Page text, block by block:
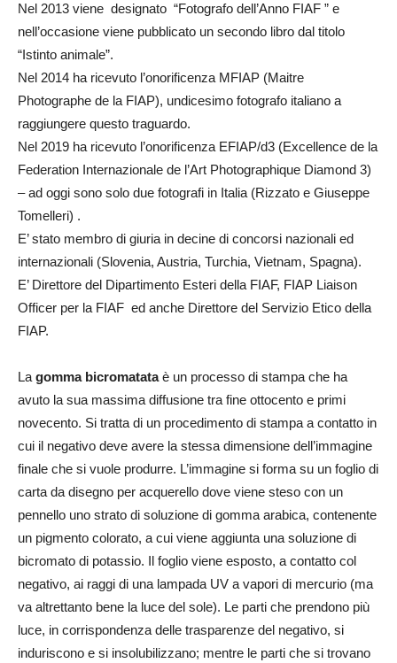
Nel 2013 viene designato “Fotografo dell’Anno FIAF ” e
nell’occasione viene pubblicato un secondo libro dal titolo
“Istinto animale”.
Nel 2014 ha ricevuto l’onorificenza MFIAP (Maitre
Photographe de la FIAP), undicesimo fotografo italiano a
raggiungere questo traguardo.
Nel 2019 ha ricevuto l’onorificenza EFIAP/d3 (Excellence de la
Federation Internazionale de l’Art Photographique Diamond 3)
– ad oggi sono solo due fotografi in Italia (Rizzato e Giuseppe
Tomelleri) .
E’ stato membro di giuria in decine di concorsi nazionali ed
internazionali (Slovenia, Austria, Turchia, Vietnam, Spagna).
E’ Direttore del Dipartimento Esteri della FIAF, FIAP Liaison
Officer per la FIAF ed anche Direttore del Servizio Etico della
FIAP.
La gomma bicromatataè un processo di stampa che ha
avuto la sua massima diffusione tra fine ottocento e primi
novecento. Si tratta di un procedimento di stampa a contatto in
cui il negativo deve avere la stessa dimensione dell’immagine
finale che si vuole produrre. L’immagine si forma su un foglio di
carta da disegno per acquerello dove viene steso con un
pennello uno strato di soluzione di gomma arabica, contenente
un pigmento colorato, a cui viene aggiunta una soluzione di
bicromato di potassio. Il foglio viene esposto, a contatto col
negativo, ai raggi di una lampada UV a vapori di mercurio (ma
va altrettanto bene la luce del sole). Le parti che prendono più
luce, in corrispondenza delle trasparenze del negativo, si
induriscono e si insolubilizzano; mentre le parti che si trovano